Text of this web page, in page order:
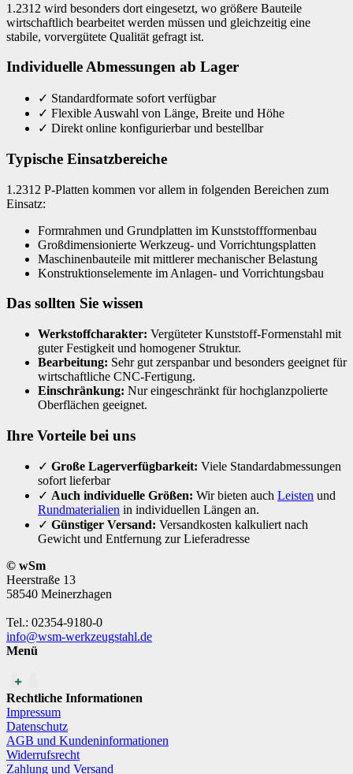
1.2312 wird besonders dort eingesetzt, wo größere Bauteile
wirtschaftlich bearbeitet werden müssen und gleichzeitig eine
stabile, vorvergütete Qualität gefragt ist.
Individuelle Abmessungen ab Lager
✓ Standardformate sofort verfügbar
✓ Flexible Auswahl von Länge, Breite und Höhe
✓ Direkt online konfigurierbar und bestellbar
Typische Einsatzbereiche
1.2312 P-Platten kommen vor allem in folgenden Bereichen zum
Einsatz:
Formrahmen und Grundplatten im Kunststoffformenbau
Großdimensionierte Werkzeug- und Vorrichtungsplatten
Maschinenbauteile mit mittlerer mechanischer Belastung
Konstruktionselemente im Anlagen- und Vorrichtungsbau
Das sollten Sie wissen
Werkstoffcharakter: Vergüteter Kunststoff-Formenstahl mit
guter Festigkeit und homogener Struktur.
Bearbeitung: Sehr gut zerspanbar und besonders geeignet für
wirtschaftliche CNC-Fertigung.
Einschränkung: Nur eingeschränkt für hochglanzpolierte
Oberflächen geeignet.
Ihre Vorteile bei uns
✓ Große Lagerverfügbarkeit: Viele Standardabmessungen
sofort lieferbar
✓ Auch individuelle Größen: Wir bieten auch Leisten und
Rundmaterialien in individuellen Längen an.
✓ Günstiger Versand: Versandkosten kalkuliert nach
Gewicht und Entfernung zur Lieferadresse
© wSm
Heerstraße 13
58540 Meinerzhagen
Tel.: 02354-9180-0
info@wsm-werkzeugstahl.de
Menü
Rechtliche Informationen
Impressum
Datenschutz
AGB und Kundeninformationen
Widerrufsrecht
Zahlung und Versand